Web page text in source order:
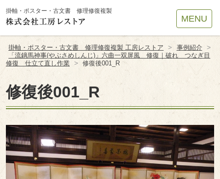
掛軸・ポスター・古文書 修理修復複製
MENU
掛軸・ポスター・古文書 修理修復複製 工房レストア > 事例紹介 >
「流鏑馬神事(やぶさめしんじ)」六曲一双屏風 修復｜破れ つなぎ目
修復 仕立て直し作業 > 修復後001_R
修復後001_R
Site
Footer